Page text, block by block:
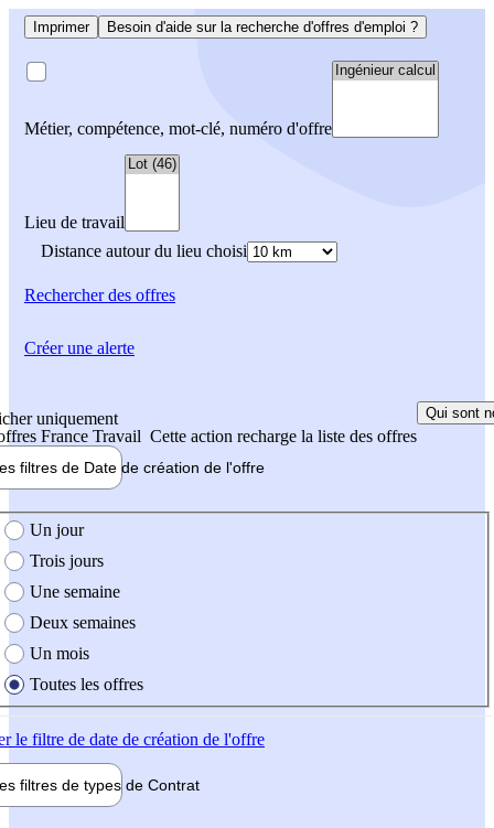
Imprimer Besoin d'aide sur la recherche d'offres d'emploi ?
Métier, compétence, mot-clé, numéro d'offre
Lieu de travail
Distance autour du lieu choisi
Rechercherdes offres
uniquement
France Travail Cette action recharge la liste des offres
Qui sont
filtres de Date de création de l'offre
création de l'offre
Un jour
Trois jours
Une semaine
Deux semaines
Un mois
Toutes les offres
le filtre de date de création de l'offre
filtres de types de Contrat
Créer une alerte